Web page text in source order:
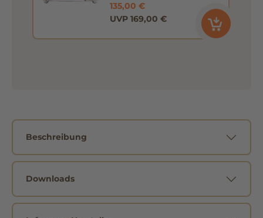
135,00 €
UVP 169,00 €
Beschreibung
Downloads